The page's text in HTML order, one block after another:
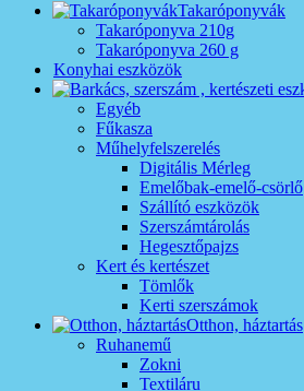
Takaróponyvák
Takaróponyva 210g
Takaróponyva 260 g
Konyhai eszközök
Egyéb
Fűkasza
Műhelyfelszerelés
Digitális Mérleg
Emelőbak-emelő-csörlő
Szállító eszközök
Szerszámtárolás
Hegesztőpajzs
Kert és kertészet
Tömlők
Kerti szerszámok
Otthon, háztartás
Ruhanemű
Zokni
Textiláru